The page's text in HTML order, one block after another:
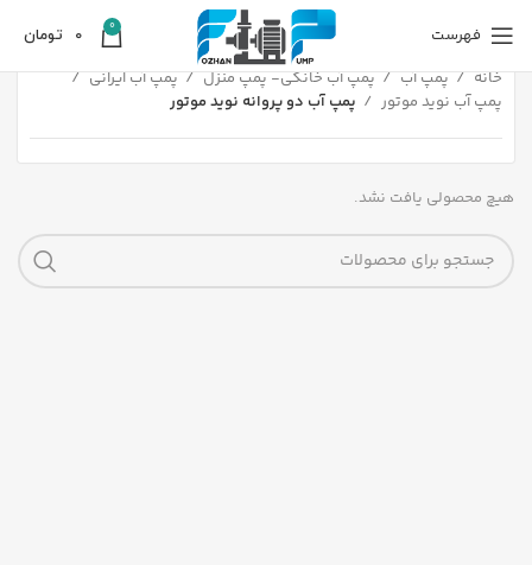
فهرست 0
0 تومان
خانه پمپ آب پمپ آب خانگی- پمپ منزل
پمپ آب ایرانی
پمپ آب نوید موتور
پمپ آب دو پروانه نوید موتور
هیچ محصولی یافت نشد.